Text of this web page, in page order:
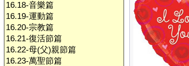
16.18-音樂篇
16.19-運動篇
16.20-宗教篇
16.21-復活節篇
16.22-母(父)親節篇
16.23-萬聖節篇